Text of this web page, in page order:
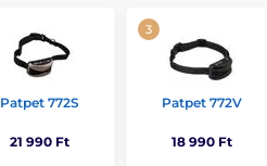
Patpet 772S
21 990 Ft
Patpet 772V
18 990 Ft